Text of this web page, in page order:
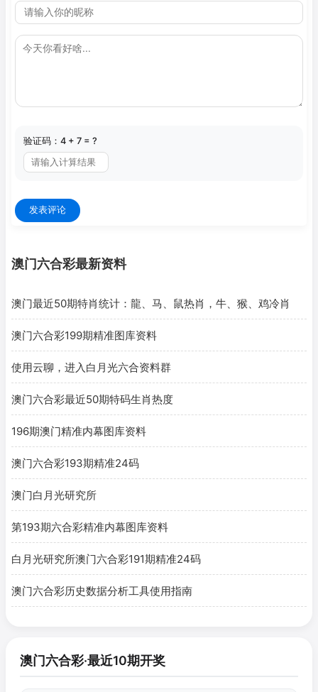
验证码：4 + 7 = ?
发表评论
澳门六合彩最新资料
澳门最近50期特肖统计：龍、马、鼠热肖，牛、猴、鸡冷肖
澳门六合彩199期精准图库资料
使用云聊，进入白月光六合资料群
澳门六合彩最近50期特码生肖热度
196期澳门精准内幕图库资料
澳门六合彩193期精准24码
澳门白月光研究所
第193期六合彩精准内幕图库资料
白月光研究所澳门六合彩191期精准24码
澳门六合彩历史数据分析工具使用指南
澳门六合彩·最近10期开奖